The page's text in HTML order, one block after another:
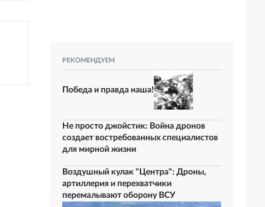
РЕКОМЕНДУЕМ
Победа и правда наша!
Не просто джойстик: Война дронов
создает востребованных специалистов
для мирной жизни
Воздушный кулак "Центра": Дроны,
артиллерия и перехватчики
перемалывают оборону ВСУ